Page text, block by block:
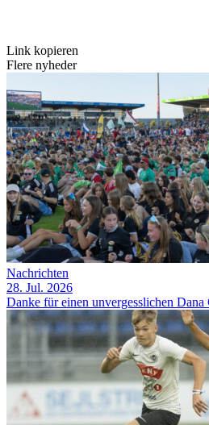
Link kopieren
Flere nyheder
Nachrichten
28. Jul. 2026
Danke für einen unvergesslichen Dana